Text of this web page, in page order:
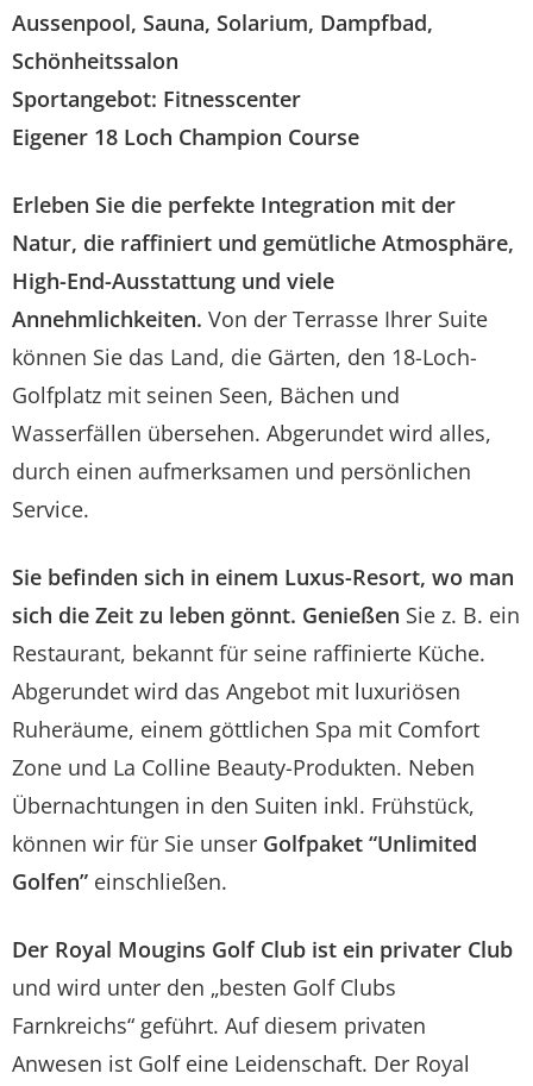
Aussenpool, Sauna, Solarium, Dampfbad,
Schönheitssalon
Sportangebot: Fitnesscenter
Eigener 18 Loch Champion Course
Erleben Sie die perfekte Integration mit der
Natur, die raffiniert und gemütliche Atmosphäre,
High-End-Ausstattung und viele
Annehmlichkeiten. Von der Terrasse Ihrer Suite
können Sie das Land, die Gärten, den 18-Loch-
Golfplatz mit seinen Seen, Bächen und
Wasserfällen übersehen. Abgerundet wird alles,
durch einen aufmerksamen und persönlichen
Service.
Sie befinden sich in einem Luxus-Resort, wo man
sich die Zeit zu leben gönnt. Genießen Sie z. B. ein
Restaurant, bekannt für seine raffinierte Küche.
Abgerundet wird das Angebot mit luxuriösen
Ruheräume, einem göttlichen Spa mit Comfort
Zone und La Colline Beauty-Produkten. Neben
Übernachtungen in den Suiten inkl. Frühstück,
können wir für Sie unser Golfpaket “Unlimited
Golfen” einschließen.
Der Royal Mougins Golf Club ist ein privater Club
und wird unter den „besten Golf Clubs
Farnkreichs“ geführt. Auf diesem privaten
Anwesen ist Golf eine Leidenschaft. Der Royal